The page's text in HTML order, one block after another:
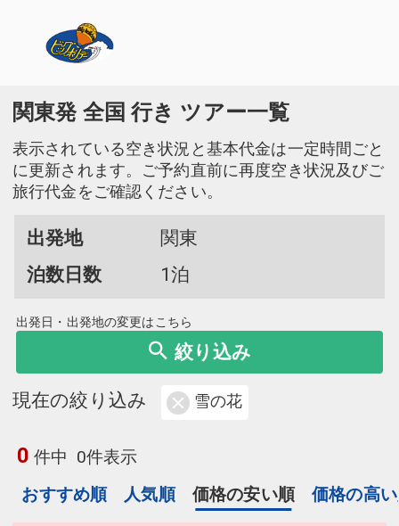
関東発 全国 行き ツアー一覧
表示されている空き状況と基本代金は一定時間ごと
に更新されます。ご予約直前に再度空き状況及びご
旅行代金をご確認ください。
出発地
関東
泊数日数
1泊
出発日・出発地の変更はこちら
絞り込み
現在の絞り込み 雪の花
0 件中 0件表示
おすすめ順
人気順 価格の安い順 価格の高